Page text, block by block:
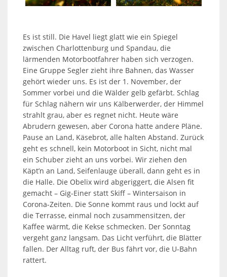
Es ist still. Die Havel liegt glatt wie ein Spiegel
zwischen Charlottenburg und Spandau, die
lärmenden Motorbootfahrer haben sich verzogen.
Eine Gruppe Segler zieht ihre Bahnen, das Wasser
gehört wieder uns. Es ist der 1. November, der
Sommer vorbei und die Wälder gelb gefärbt. Schlag
für Schlag nähern wir uns Kälberwerder, der Himmel
strahlt grau, aber es regnet nicht. Heute wäre
Abrudern gewesen, aber Corona hatte andere Pläne.
Pause an Land, Käsebrot, alle halten Abstand. Zurück
geht es schnell, kein Motorboot in Sicht, nicht mal
ein Schuber zieht an uns vorbei. Wir ziehen den
Käpt’n an Land, Seifenlauge überall, dann geht es in
die Halle. Die Obelix wird abgeriggert, die Alsen fit
gemacht – Gig-Einer statt Skiff – Wintersaison in
Corona-Zeiten. Die Sonne kommt raus und lockt auf
die Terrasse, einmal noch zusammensitzen, der
Kaffee wärmt, die Kekse schmecken. Der Sonntag
vergeht ganz langsam. Das Licht verführt, die Blätter
fallen. Der Alltag ruft, der Bus fährt vor, die U-Bahn
rattert.